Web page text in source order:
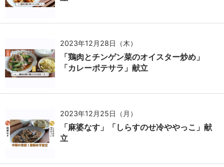
2023年12月28日（木）
「鶏肉とチンゲン菜のオイスター炒め」
「カレーポテサラ」献立
2023年12月25日（月）
「麻婆なす」「しらすのせ冷ややっこ」献
立